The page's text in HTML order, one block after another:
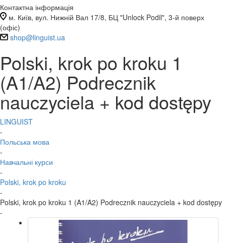
Контактна інформація
м. Київ, вул. Нижній Вал 17/8, БЦ "Unlock Podil", 3-й поверх
(офіс)
shop@linguist.ua
Polski, krok po kroku 1
(A1/A2) Podrecznik
nauczyciela + kod dostępy
LINGUIST
-
Польська мова
-
Навчальні курси
-
Polski, krok po kroku
-
Polski, krok po kroku 1 (A1/A2) Podrecznik nauczyciela + kod dostępy
-